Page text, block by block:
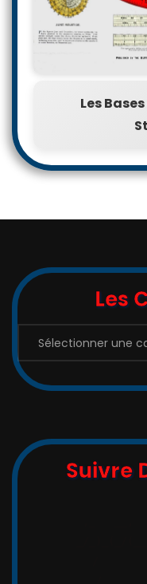
Les
Les
Catégories
Suivre